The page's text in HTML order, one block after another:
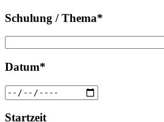
Schulung / Thema*
Datum*
Startzeit